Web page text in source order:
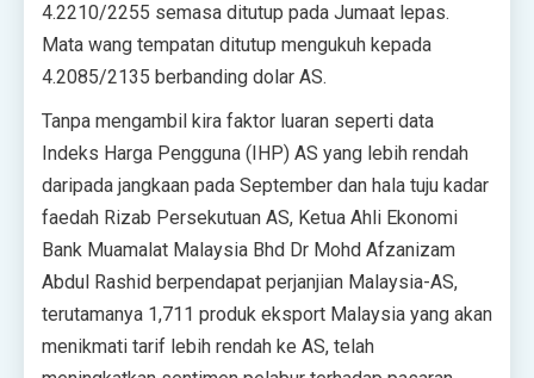
4.2210/2255 semasa ditutup pada Jumaat lepas.
Mata wang tempatan ditutup mengukuh kepada
4.2085/2135 berbanding dolar AS.
Tanpa mengambil kira faktor luaran seperti data
Indeks Harga Pengguna (IHP) AS yang lebih rendah
daripada jangkaan pada September dan hala tuju kadar
faedah Rizab Persekutuan AS, Ketua Ahli Ekonomi
Bank Muamalat Malaysia Bhd Dr Mohd Afzanizam
Abdul Rashid berpendapat perjanjian Malaysia-AS,
terutamanya 1,711 produk eksport Malaysia yang akan
menikmati tarif lebih rendah ke AS, telah